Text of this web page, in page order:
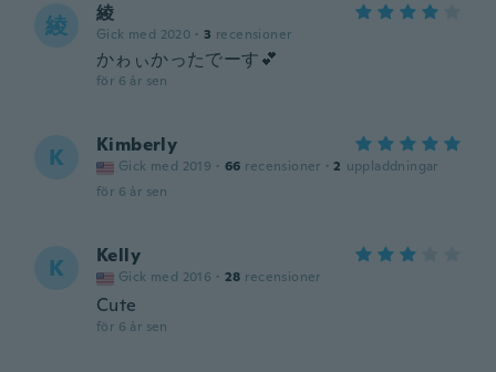
綾 綾
Gick med 2020 · 3 recensioner
かゎぃかったでーす💕
för 6 år sen
K Kimberly
Gick med 2019 · 66 recensioner · 2 uppladdningar
för 6 år sen
K Kelly
Gick med 2016 · 28 recensioner
Cute
för 6 år sen